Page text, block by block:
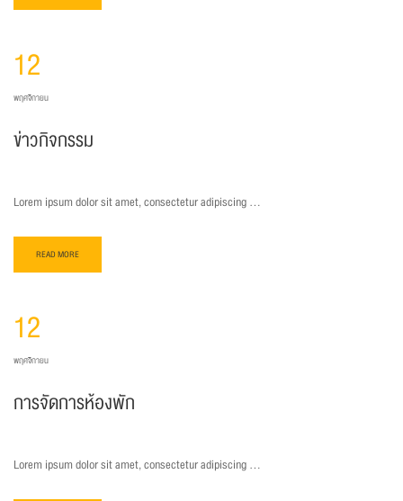
12
พฤศจิกายน
ข่าวกิจกรรม
Lorem ipsum dolor sit amet, consectetur adipiscing …
READ MORE
12
พฤศจิกายน
การจัดการห้องพัก
Lorem ipsum dolor sit amet, consectetur adipiscing …